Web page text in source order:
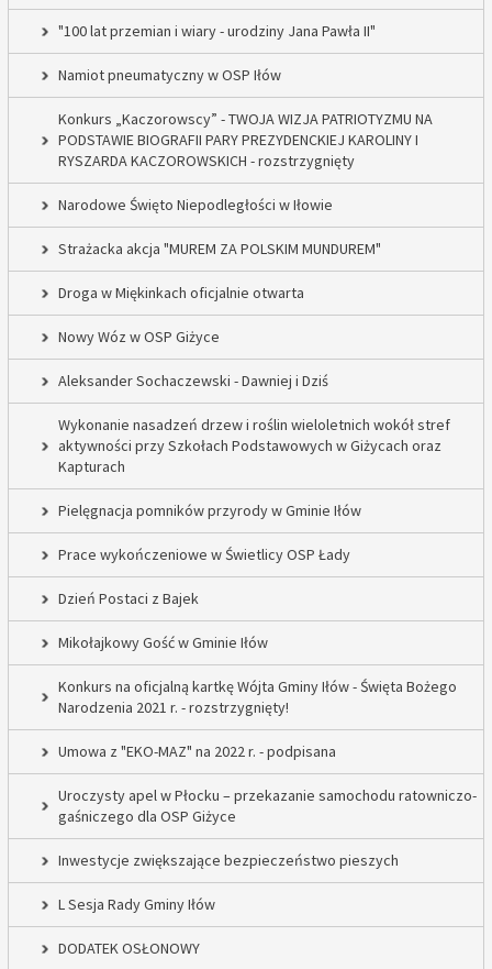
"100 lat przemian i wiary - urodziny Jana Pawła II"
Namiot pneumatyczny w OSP Iłów
Konkurs „Kaczorowscy” - TWOJA WIZJA PATRIOTYZMU NA
PODSTAWIE BIOGRAFII PARY PREZYDENCKIEJ KAROLINY I
RYSZARDA KACZOROWSKICH - rozstrzygnięty
Narodowe Święto Niepodległości w Iłowie
Strażacka akcja "MUREM ZA POLSKIM MUNDUREM"
Droga w Miękinkach oficjalnie otwarta
Nowy Wóz w OSP Giżyce
Aleksander Sochaczewski - Dawniej i Dziś
Wykonanie nasadzeń drzew i roślin wieloletnich wokół stref
aktywności przy Szkołach Podstawowych w Giżycach oraz
Kapturach
Pielęgnacja pomników przyrody w Gminie Iłów
Prace wykończeniowe w Świetlicy OSP Łady
Dzień Postaci z Bajek
Mikołajkowy Gość w Gminie Iłów
Konkurs na oficjalną kartkę Wójta Gminy Iłów - Święta Bożego
Narodzenia 2021 r. - rozstrzygnięty!
Umowa z "EKO-MAZ" na 2022 r. - podpisana
Uroczysty apel w Płocku – przekazanie samochodu ratowniczo-
gaśniczego dla OSP Giżyce
Inwestycje zwiększające bezpieczeństwo pieszych
L Sesja Rady Gminy Iłów
DODATEK OSŁONOWY